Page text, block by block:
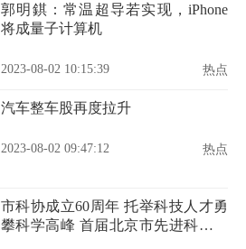
郭明錤：常温超导若实现，iPhone
将成量子计算机
2023-08-02 10:15:39 热点
汽车整车股再度拉升
2023-08-02 09:47:12 热点
市科协成立60周年 托举科技人才勇
攀科学高峰 首届北京市先进科技工